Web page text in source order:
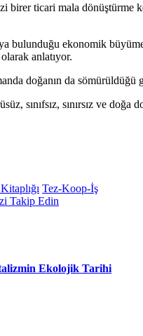
ticari mala dönüştürme
bulunduğu ekonomik
anlatıyor.
doğanın da
sınıfsız, sınırsız ve
Tez-Koop-İş
Takip Edin
Ekolojik Tarihi